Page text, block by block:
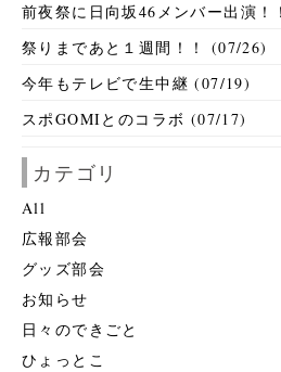
前夜祭に日向坂46メンバー出演！
祭りまであと１週間！！ (07/26)
今年もテレビで生中継 (07/19)
スポGOMIとのコラボ (07/17)
カテゴリ
All
広報部会
グッズ部会
お知らせ
日々のできごと
ひょっとこ